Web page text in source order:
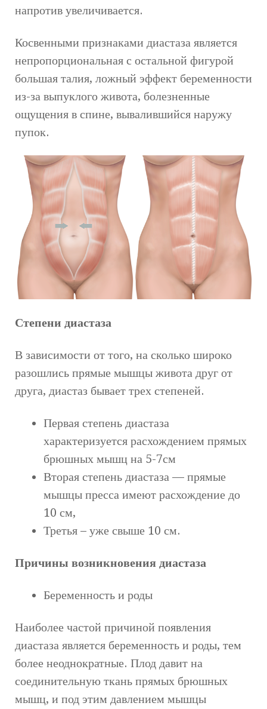
напротив увеличивается.
Косвенными признаками диастаза является
непропорциональная с остальной фигурой
большая талия, ложный эффект беременности
из-за выпуклого живота, болезненные
ощущения в спине, вывалившийся наружу
пупок.
Степени диастаза
В зависимости от того, на сколько широко
разошлись прямые мышцы живота друг от
друга, диастаз бывает трех степеней.
Первая степень диастаза
характеризуется расхождением прямых
брюшных мышц на 5-7см
Вторая степень диастаза — прямые
мышцы пресса имеют расхождение до
10 см,
Третья – уже свыше 10 см.
Причины возникновения диастаза
Беременность и роды
Наиболее частой причиной появления
диастаза является беременность и роды, тем
более неоднократные. Плод давит на
соединительную ткань прямых брюшных
мышц, и под этим давлением мышцы